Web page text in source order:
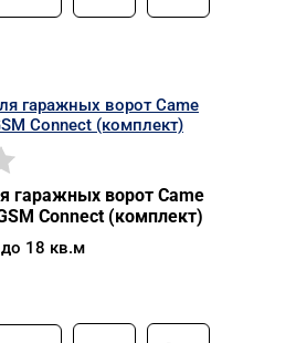
гаражных ворот Came
Connect (комплект)
18 кв.м